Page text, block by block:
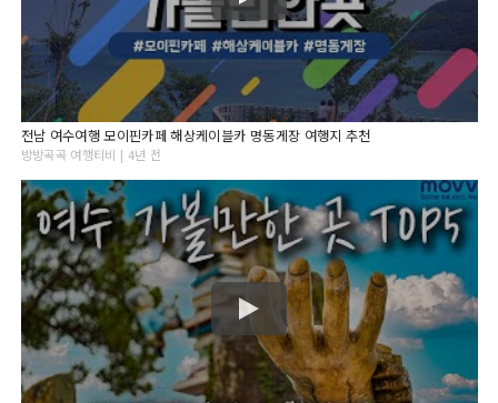
전남 여수여행 모이핀카페 해상케이블카 명동게장 여행지 추천
방방곡곡 여행티비 | 4년 전